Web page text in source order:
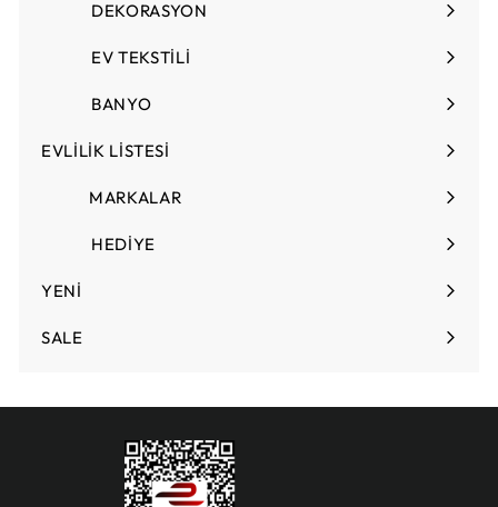
DEKORASYON
Menüyü
EV TEKSTİLİ
Menüyü
BANYO
EVLİLİK LİSTESİ
Menüyü
MARKALAR
HEDİYE
Menüyü
genişlet
YENİ
SALE